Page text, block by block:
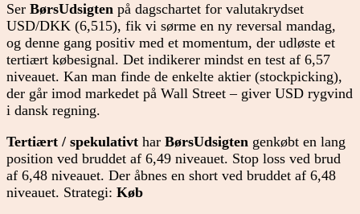
Ser BørsUdsigten på dagschartet for valutakrydset
USD/DKK (6,515), fik vi sørme en ny reversal mandag,
og denne gang positiv med et momentum, der udløste et
tertiært købesignal. Det indikerer mindst en test af 6,57
niveauet. Kan man finde de enkelte aktier (stockpicking),
der går imod markedet på Wall Street – giver USD rygvind
i dansk regning.
Tertiært / spekulativt har BørsUdsigten genkøbt en lang
position ved bruddet af 6,49 niveauet. Stop loss ved brud
af 6,48 niveauet. Der åbnes en short ved bruddet af 6,48
niveauet. Strategi: Køb